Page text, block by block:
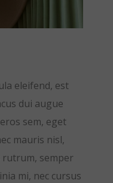
eleifend, est
dui augue
sem, eget
mauris nisl,
rutrum, semper
mi, nec cursus